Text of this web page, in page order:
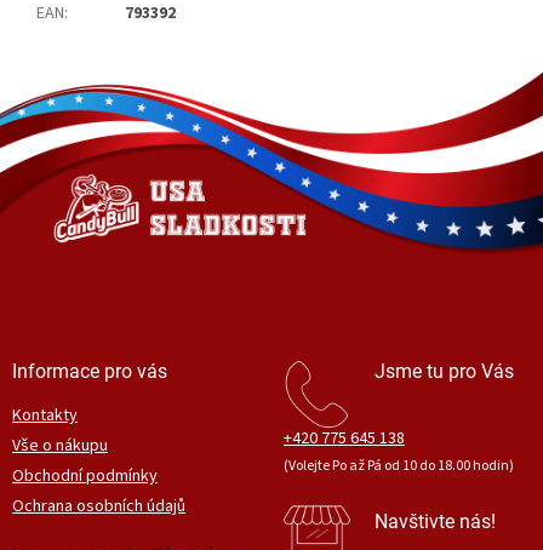
EAN: 793392
á
p
a
í
Informace pro vás
Kontakty
Vše o nákupu
Obchodní podmínky
Ochrana osobních údajů
Jsme tu pro Vás
+420 775 645 138
(Volejte Po až Pá od 10 do 18.00 hodin)
Navštivte nás!